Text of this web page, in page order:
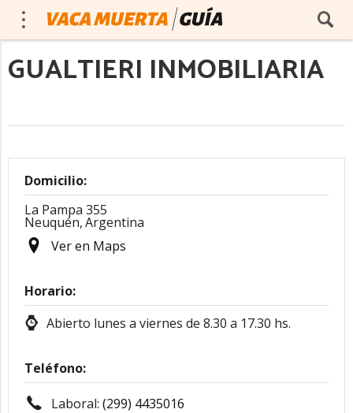
GUALTIERI INMOBILIARIA
Domicilio:
La Pampa 355
Neuquén,Argentina
Ver en Maps
Horario:
Abierto lunes a viernes de 8.30 a 17.30 hs.
Teléfono:
Laboral: (299) 4435016